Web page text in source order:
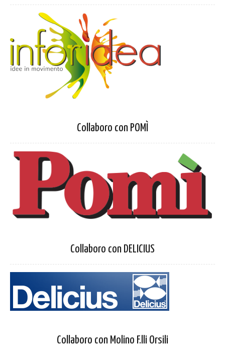
Collaboro con POMÌ
Collaboro con DELICIUS
Collaboro con Molino F.lli Orsili